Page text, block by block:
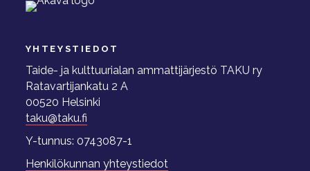
YHTEYSTIEDOT
Taide- ja kulttuurialan ammattijärjestö TAKU ry
Ratavartijankatu 2 A
00520 Helsinki
taku@taku.fi
Y-tunnus: 0743087-1
Henkilökunnan yhteystiedot